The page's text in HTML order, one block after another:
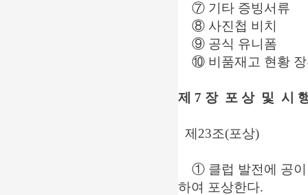
⑦ 기타 증빙서류
⑧ 사진첩 비치
⑨ 공식 유니폼
⑩ 비품재고 현황 장
제 7 장 포 상 및 시
제23조(포상)
① 클럽 발전에 공이
하여 포상한다.